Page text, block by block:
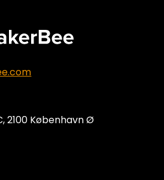
2100 København Ø